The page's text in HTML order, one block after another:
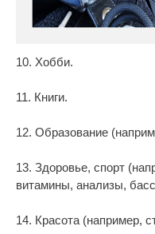
10. Хобби.
11. Книги.
12. Образование
13. Здоровье, спорт
витамины, анализы,
14. Красота (например,